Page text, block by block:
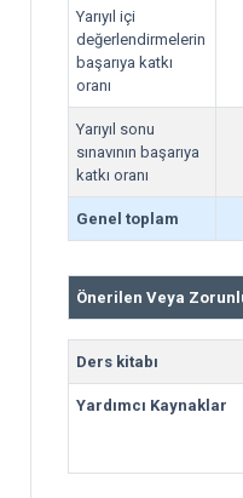
Yarıyıl içi
değerlendirmelerin
başarıya katkı
oranı
Yarıyıl sonu
sınavının başarıya
katkı oranı
Genel toplam
Önerilen Veya
Ders kitabı
Yardımcı Kaynaklar